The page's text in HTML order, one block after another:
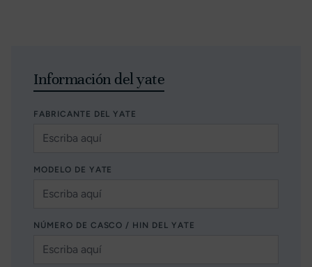
Información del yate
FABRICANTE DEL YATE
MODELO DE YATE
NÚMERO DE CASCO / HIN DEL YATE